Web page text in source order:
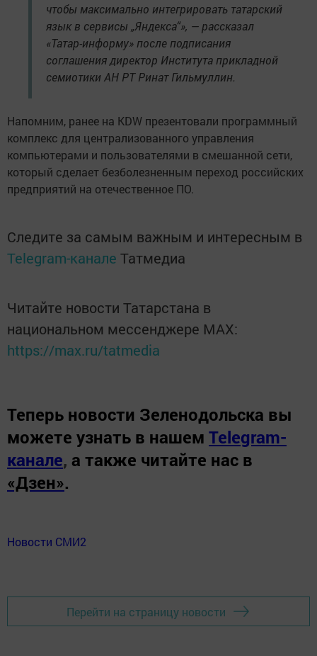
чтобы максимально интегрировать татарский
язык в сервисы „Яндекса“», — рассказал
«Татар-информу» после подписания
соглашения директор Института прикладной
семиотики АН РТ Ринат Гильмуллин.
Напомним, ранее на KDW презентовали программный
комплекс для централизованного управления
компьютерами и пользователями в смешанной сети,
который сделает безболезненным переход российских
предприятий на отечественное ПО.
Следите за самым важным и интересным в
Telegram-канале Татмедиа
Читайте новости Татарстана в
национальном мессенджере MАХ:
https://max.ru/tatmedia
Теперь новости Зеленодольска вы
можете узнать в нашем Telegram-
канале, а также читайте нас в
«Дзен».
Новости СМИ2
Перейти на страницу новости